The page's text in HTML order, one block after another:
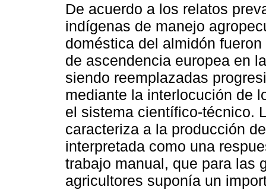
De acuerdo a los relatos
indígenas de manejo
doméstica del almidón
de ascendencia europea en
siendo reemplazadas
mediante la interlocución de
el sistema científico-técnico.
caracteriza a la producción
interpretada como una
trabajo manual, que para las
agricultores suponía un